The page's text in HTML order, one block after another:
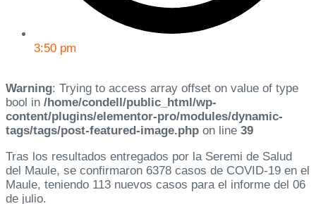
3:50 pm
Warning: Trying to access array offset on value of type
bool in /home/condell/public_html/wp-
content/plugins/elementor-pro/modules/dynamic-
tags/tags/post-featured-image.php on line 39
Tras los resultados entregados por la Seremi de Salud
del Maule, se confirmaron 6378 casos de COVID-19 en el
Maule, teniendo 113 nuevos casos para el informe del 06
de julio.